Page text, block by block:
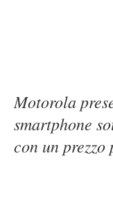
Motorola
smartphone
con un